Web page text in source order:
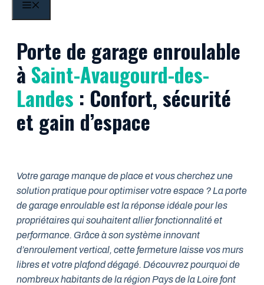
Landes
Porte de garage enroulable
à Saint-Avaugourd-des-
Landes : Confort, sécurité
et gain d’espace
Votre garage manque de place et vous cherchez une
solution pratique pour optimiser votre espace ? La porte
de garage enroulable est la réponse idéale pour les
propriétaires qui souhaitent allier fonctionnalité et
performance. Grâce à son système innovant
d’enroulement vertical, cette fermeture laisse vos murs
libres et votre plafond dégagé. Découvrez pourquoi de
nombreux habitants de la région Pays de la Loire font